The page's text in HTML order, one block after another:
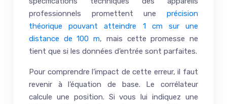
professionnels promettent une précision
théorique pouvant atteindre 1 cm sur une
distance de 100 m, mais cette promesse ne
tient que si les données d’entrée sont parfaites.
Pour comprendre l’impact de cette erreur, il faut
revenir à l’équation de base. Le corrélateur
calcule une position. Si vous lui indiquez une